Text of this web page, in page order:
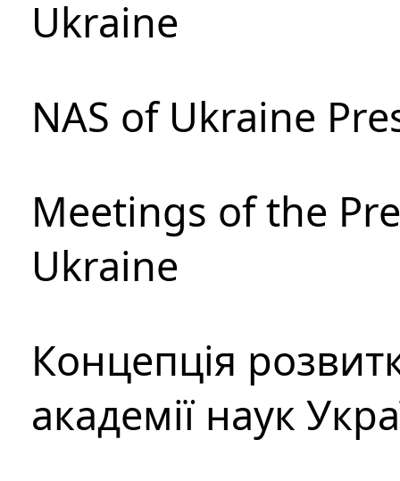
Ukraine
NAS of Ukraine
Meetings of the
Ukraine
Концепція
академії наук